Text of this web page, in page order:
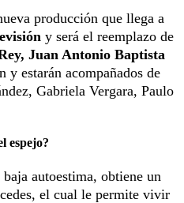
producción que llega a
y será el reemplazo de
Juan Antonio Baptista
y estarán acompañados de
Gabriela Vergara, Paulo
espejo?
autoestima, obtiene un
el cual le permite vivir